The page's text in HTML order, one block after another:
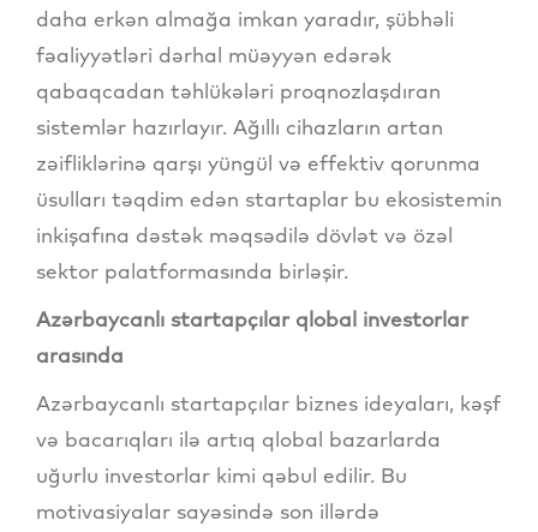
daha erkən almağa imkan yaradır, şübhəli
fəaliyyətləri dərhal müəyyən edərək
qabaqcadan təhlükələri proqnozlaşdıran
sistemlər hazırlayır. Ağıllı cihazların artan
zəifliklərinə qarşı yüngül və effektiv qorunma
üsulları təqdim edən startaplar bu ekosistemin
inkişafına dəstək məqsədilə dövlət və özəl
sektor palatformasında birləşir.
Azərbaycanlı startapçılar qlobal investorlar
arasında
Azərbaycanlı startapçılar biznes ideyaları, kəşf
və bacarıqları ilə artıq qlobal bazarlarda
uğurlu investorlar kimi qəbul edilir. Bu
motivasiyalar sayəsində son illərdə